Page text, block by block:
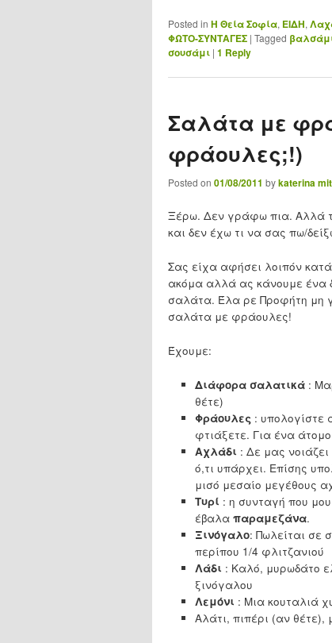
Posted in H Θεία Σοφία, ΕΙΔΗ,
ΦΩΤΟ-ΣΥΝΤΑΓΕΣ | Tagged
σουσάμι | 1 Reply
Σαλάτα με
φράουλες;!)
Posted on 01/08/2011 bykaterina
Ξέρω. Δεν γράφω πια. Αλλά
και δεν έχω τι να σας πω/
Σας είχα αφήσει λοιπόν
ακόμα αλλά ας κάνουμε ένα
σαλάτα. Έλα ρε Προφήτη μη
σαλάτα με φράουλες!
Έχουμε:
Διάφορα σαλατικά:
θέτε)
Φράουλες :
φτιάξετε. Για ένα
Αχλάδι : Δε μας
ό,τι υπάρχει. Επίσης
μισό μεσαίο μεγέθους
Τυρί : η συνταγή που
έβαλα παραμεζάνα.
Ξινόγαλο: Πωλείται σε
περίπου 1/4 φλιτζανιού
Λάδι : Καλό, μυρωδάτο
ξινόγαλου
Λεμόνι : Μια κουταλιά
Αλάτι, πιπέρι (αν